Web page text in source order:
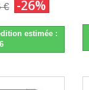
€ -26%
estimée :